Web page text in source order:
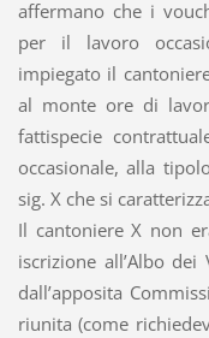
affermano che i
per il lavoro
impiegato il
al monte ore di
fattispecie
occasionale, alla
sig. X che si
Il cantoniere X non
iscrizione all’Albo
dall’apposita
riunita (come